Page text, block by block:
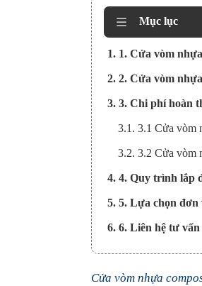
Mục lục
1. 1. Cửa vòm
2. 2. Cửa vòm
3. 3. Chi phí hoàn
3.1. 3.1 Cửa vòm
3.2. 3.2 Cửa vòm
4. 4. Quy trình lắp
5. 5. Lựa chọn
6. 6. Liên hệ tư
Cửa vòm nhựa